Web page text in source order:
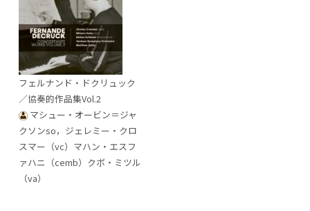
フェルナンド・ドクリュック
／協奏的作品集Vol.2
マシュー・オービン＝ジャ
クソンso，ジェレミー・クロ
スマー（vc）マハン・エスフ
ァハニ（cemb）クボ・ミツル
（va）